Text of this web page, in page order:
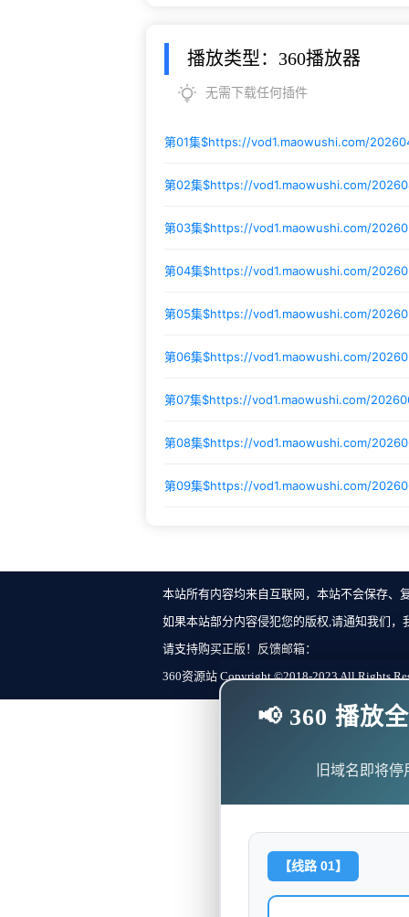
播放类型：360播放器
无需下载任何插件
第01集$https://vod1.maowushi.com/
第02集$https://vod1.maowushi.com/
第03集$https://vod1.maowushi.com/
第04集$https://vod1.maowushi.com/
第05集$https://vod1.maowushi.com/
第06集$https://vod1.maowushi.com/
第07集$https://vod1.maowushi.com/
第08集$https://vod1.maowushi.com/
第09集$https://vod1.maowushi.com/
本站所有内容均来自互联网，本站不会保存、
如果本站部分内容侵犯您的版权,请通知我们
请支持购买正版！反馈邮箱：
360资源站 Copyright ©2018-2023 All Rights
📢 360 播放
旧域名即将
【线路 01】